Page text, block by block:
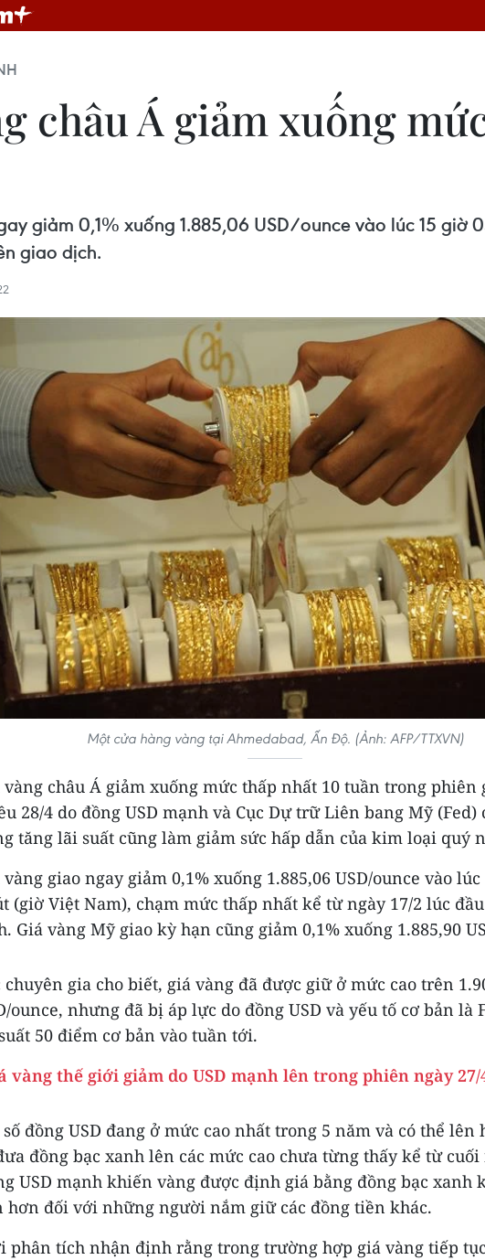
châu Á giảm xuống
giảm 0,1% xuống 1.885,06 USD/ounce vào lúc 15
giao dịch.
Một cửa hàng vàng tại Ahmedabad, Ấn Độ. (Ảnh: AFP/TTXVN)
vàng châu Á giảm xuống mức thấp nhất 10 tuần trong phiên
28/4 do đồng USD mạnh và Cục Dự trữ Liên bang Mỹ (Fed)
tăng lãi suất cũng làm giảm sức hấp dẫn của kim loại quý
vàng giao ngay giảm 0,1% xuống 1.885,06 USD/ounce vào lúc
(giờ Việt Nam), chạm mức thấp nhất kể từ ngày 17/2 lúc
Giá vàng Mỹ giao kỳ hạn cũng giảm 0,1% xuống 1.885,90
chuyên gia cho biết, giá vàng đã được giữ ở mức cao trên
ounce, nhưng đã bị áp lực do đồng USD và yếu tố cơ bản là
50 điểm cơ bản vào tuần tới.
vàng thế giới giảm do USD mạnh lên trong phiên ngày 27/
số đồng USD đang ở mức cao nhất trong 5 năm và có thể lên
đồng bạc xanh lên các mức cao chưa từng thấy kể từ cuối
USD mạnh khiến vàng được định giá bằng đồng bạc xanh
hơn đối với những người nắm giữ các đồng tiền khác.
phân tích nhận định rằng trong trường hợp giá vàng tiếp